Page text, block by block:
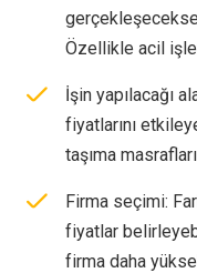
Özellikle acil
İşin yapılacağı
fiyatlarını
taşıma
Firma seçimi:
fiyatlar
firma daha